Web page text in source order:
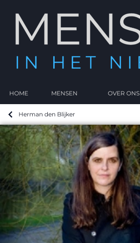
HOME MENSEN OVER ONS
Herman den Blijker